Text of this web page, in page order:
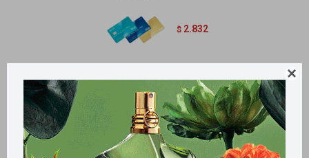

$ 2.832
Métodos y costos de envío
Retiros gratuitos en tiendas